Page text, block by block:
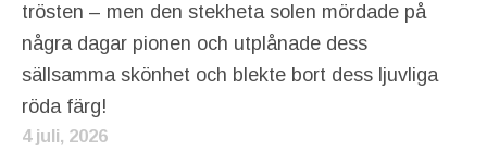
trösten – men den stekheta solen mördade på
några dagar pionen och utplånade dess
sällsamma skönhet och blekte bort dess ljuvliga
röda färg!
4 juli, 2026